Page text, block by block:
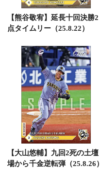
【熊谷敬宥】延長十回決勝2
点タイムリー（25.8.22）
【大山悠輔】九回2死の土壇
場から千金逆転弾（25.8.26）